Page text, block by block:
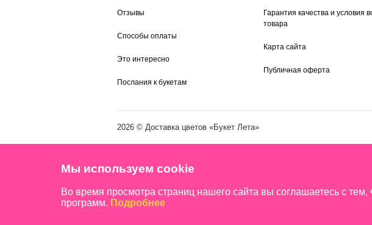
Отзывы
Способы оплаты
Это интересно
Послания к букетам
Гарантия качества и условия
товара
Карта сайта
Публичная оферта
2026 © Доставка цветов «Букет Лета»
Мы используем cookie
Во время просмотра страниц нашего сайта вы соглашаетесь с
программ. Подробнее